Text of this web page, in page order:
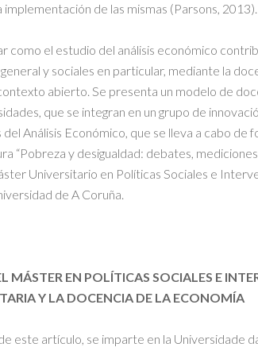
de las mismas (Parsons, 2013).
como el estudio del análisis económico
y sociales en particular, mediante la
abierto. Se presenta un modelo de
que se integran en un grupo de
Análisis Económico, que se lleva a cabo de
“Pobreza y desigualdad: debates,
Universitario en Políticas Sociales e
de A Coruña.
MÁSTER EN POLÍTICAS SOCIALES E
Y LA DOCENCIA DE LA ECONOMÍA
este artículo, se imparte en la Universidade